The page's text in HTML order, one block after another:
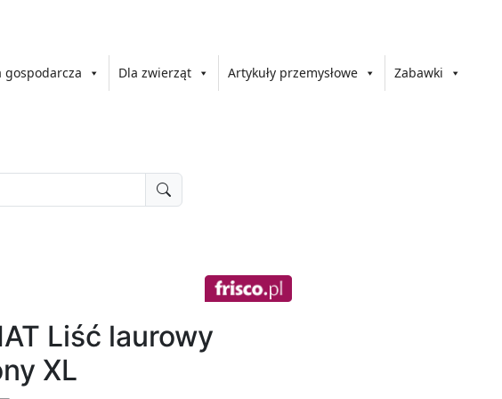
gospodarcza Dla zwierząt Artykuły przemysłowe Zabawki
Liść laurowy
XL